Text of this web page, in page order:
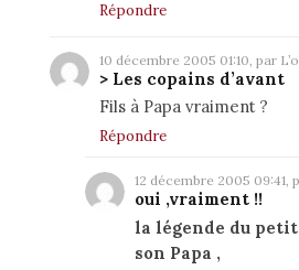
Répondre
10 décembre 2005 01:10, par
> Les copains d’avant
Fils à Papa vraiment ?
Répondre
12 décembre 2005 09:41,
oui ,vraiment !!
la légende du
son Papa ,